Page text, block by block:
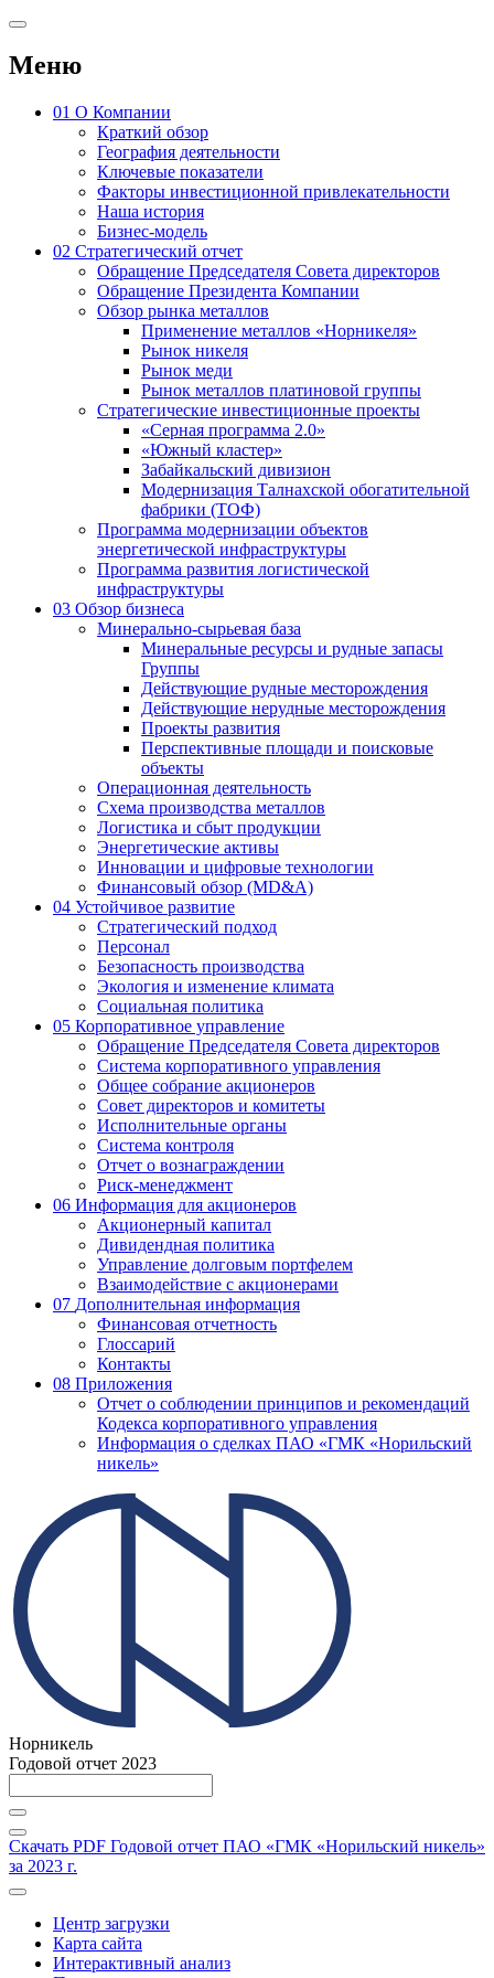
Меню
01 О Компании
Краткий обзор
География деятельности
Ключевые показатели
Факторы инвестиционной привлекательности
Наша история
Бизнес-модель
02 Стратегический отчет
Обращение Председателя Совета директоров
Обращение Президента Компании
Обзор рынка металлов
Применение металлов «Норникеля»
Рынок никеля
Рынок меди
Рынок металлов платиновой группы
Стратегические инвестиционные проекты
«Серная программа 2.0»
«Южный кластер»
Забайкальский дивизион
Модернизация Талнахской обогатительной
фабрики (ТОФ)
Программа модернизации объектов
энергетической инфраструктуры
Программа развития логистической
инфраструктуры
03 Обзор бизнеса
Минерально-сырьевая база
Минеральные ресурсы и рудные запасы
Группы
Действующие рудные месторождения
Действующие нерудные месторождения
Проекты развития
Перспективные площади и поисковые
объекты
Операционная деятельность
Схема производства металлов
Логистика и сбыт продукции
Энергетические активы
Инновации и цифровые технологии
Финансовый обзор (MD&A)
04 Устойчивое развитие
Стратегический подход
Персонал
Безопасность производства
Экология и изменение климата
Социальная политика
05 Корпоративное управление
Обращение Председателя Совета директоров
Система корпоративного управления
Общее собрание акционеров
Совет директоров и комитеты
Исполнительные органы
Система контроля
Отчет о вознаграждении
Риск-менеджмент
06 Информация для акционеров
Акционерный капитал
Дивидендная политика
Управление долговым портфелем
Взаимодействие с акционерами
07 Дополнительная информация
Финансовая отчетность
Глоссарий
Контакты
08 Приложения
Отчет о соблюдении принципов и рекомендаций
Кодекса корпоративного управления
Информация о сделках ПАО «ГМК «Норильский
никель»
Норникель
Годовой отчет 2023
Скачать PDF Годовой отчет ПАО «ГМК «Норильский никель»
за 2023 г.
Центр загрузки
Карта сайта
Интерактивный анализ